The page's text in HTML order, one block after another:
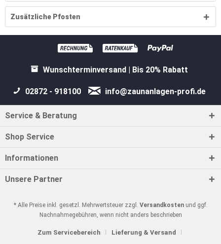
Zusätzliche Pfosten
Wunschterminversand | Bis 20% Rabatt
02872 - 918100 info@zaunanlagen-profi.de
Service & Beratung
Shop Service
Informationen
Unsere Partner
* Alle Preise inkl. gesetzl. Mehrwertsteuer zzgl. Versandkostenund ggf.
Nachnahmegebühren, wenn nicht anders beschrieben
Zum Servicebereich Lieferung & Versand